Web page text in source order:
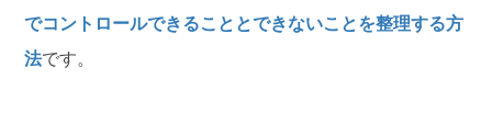
でコントロールできることとできないことを整理する方
法です。